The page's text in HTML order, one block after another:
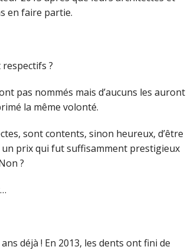
en faire partie.
?
pas nommés mais d’aucuns les auront
la même volonté.
sont contents, sinon heureux, d’être
prix qui fut suffisamment prestigieux
?
déjà ! En 2013, les dents ont fini de